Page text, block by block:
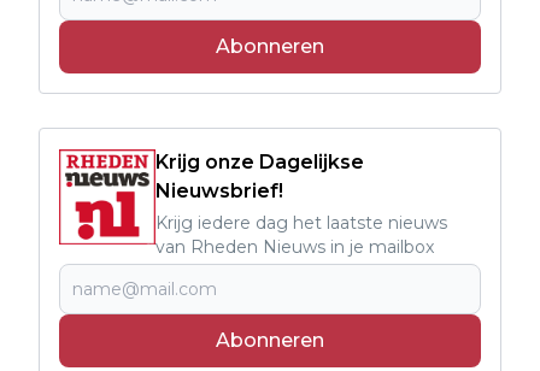
Abonneren
Krijg onze Dagelijkse
Nieuwsbrief!
Krijg iedere dag het laatste nieuws
van Rheden Nieuws in je mailbox
Abonneren